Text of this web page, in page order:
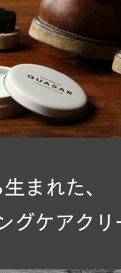
まれた、
グケアクリ